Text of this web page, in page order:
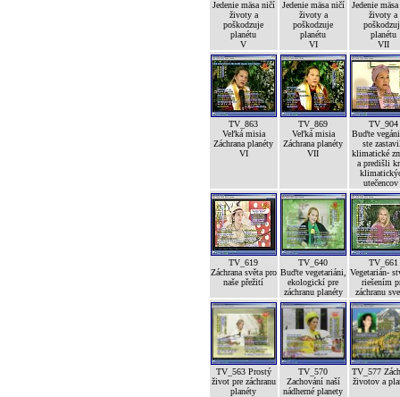
Jedenie mäsa ničí
životy a
poškodzuje
planétu
V
Jedenie mäsa ničí
životy a
poškodzuje
planétu
VI
Jedenie
životy a
planétu
VII
TV_863
Veľká misia
Záchrana planéty
VI
TV_869
Veľká misia
Záchrana planéty
VII
TV_904
Buďte
ste
klimatické
a predišli
TV_619
Záchrana světa pro
naše přežití
TV_640
Buďte vegetariáni,
ekologickí pre
záchranu planéty
TV_661
Vegetarián-
riešením
záchranu
TV_563 Prostý
život pre záchranu
planéty
TV_570
Zachování naší
nádherné planety
TV_577
životov a